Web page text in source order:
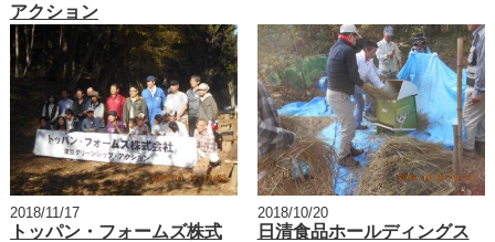
アクション
2018/11/17
トッパン・フォームズ株式
2018/10/20
日清食品ホールディングス